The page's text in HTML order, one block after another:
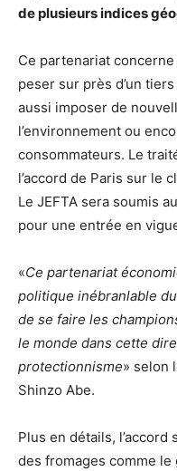
de plusieurs indices
Ce partenariat
peser sur près d’un
aussi imposer de
l’environnement ou
consommateurs. Le
l’accord de Paris sur le
Le JEFTA sera soumis
pour une entrée en
«Ce partenariat
politique inébranlable
de se faire les
le monde dans cette
protectionnisme» selon
Shinzo Abe.
Plus en détails,
des fromages comme